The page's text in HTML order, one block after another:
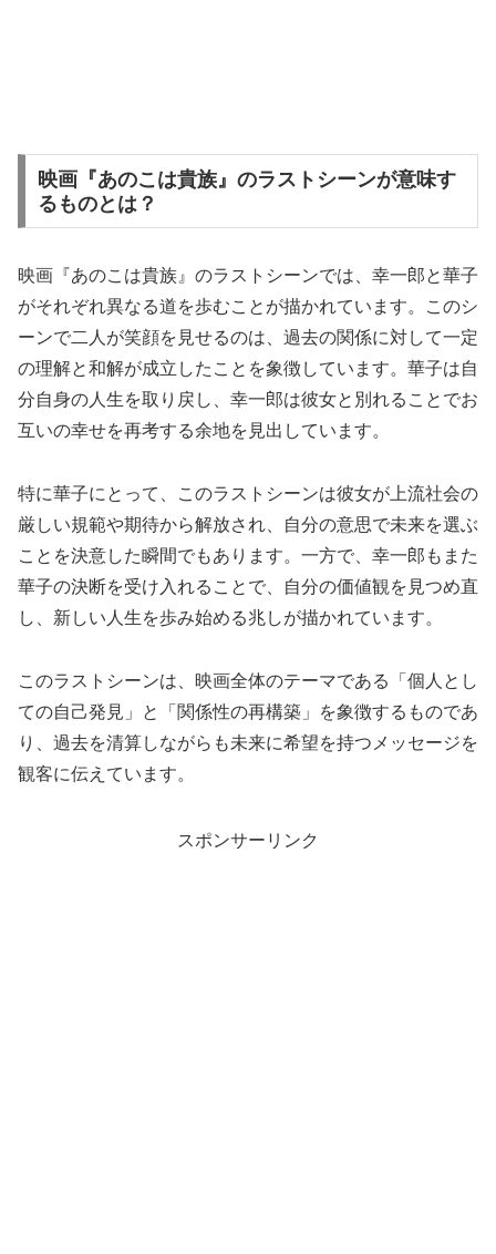
映画『あのこは貴族』のラストシーンが意味す
るものとは？
映画『あのこは貴族』のラストシーンでは、幸一郎と華子
がそれぞれ異なる道を歩むことが描かれています。このシ
ーンで二人が笑顔を見せるのは、過去の関係に対して一定
の理解と和解が成立したことを象徴しています。華子は自
分自身の人生を取り戻し、幸一郎は彼女と別れることでお
互いの幸せを再考する余地を見出しています。
特に華子にとって、このラストシーンは彼女が上流社会の
厳しい規範や期待から解放され、自分の意思で未来を選ぶ
ことを決意した瞬間でもあります。一方で、幸一郎もまた
華子の決断を受け入れることで、自分の価値観を見つめ直
し、新しい人生を歩み始める兆しが描かれています。
このラストシーンは、映画全体のテーマである「個人とし
ての自己発見」と「関係性の再構築」を象徴するものであ
り、過去を清算しながらも未来に希望を持つメッセージを
観客に伝えています。
スポンサーリンク